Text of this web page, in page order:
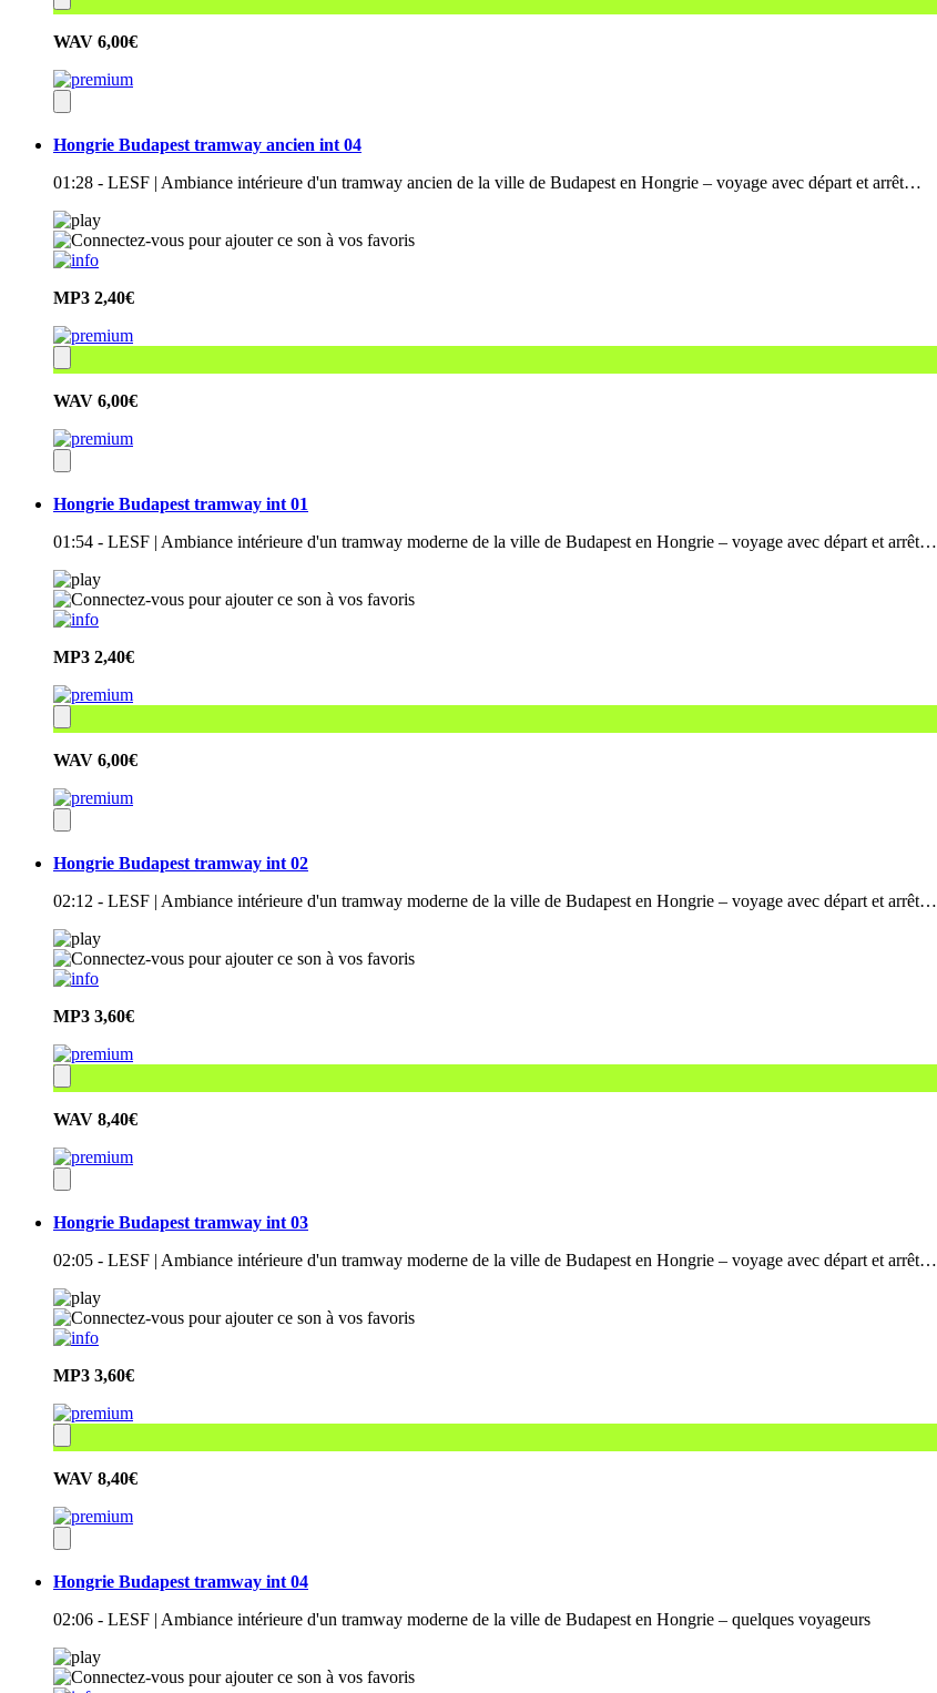
WAV 6,00€
Hongrie Budapest tramway ancien int 04
01:28 - LESF | Ambiance intérieure d'un tramway ancien de la ville de Budapest en Hongrie – voyage avec départ et arrêt…
MP3 2,40€
WAV 6,00€
Hongrie Budapest tramway int 01
01:54 - LESF | Ambiance intérieure d'un tramway moderne de la ville de Budapest en Hongrie – voyage avec départ et arrêt…
MP3 2,40€
WAV 6,00€
Hongrie Budapest tramway int 02
02:12 - LESF | Ambiance intérieure d'un tramway moderne de la ville de Budapest en Hongrie – voyage avec départ et arrêt…
MP3 3,60€
WAV 8,40€
Hongrie Budapest tramway int 03
02:05 - LESF | Ambiance intérieure d'un tramway moderne de la ville de Budapest en Hongrie – voyage avec départ et arrêt…
MP3 3,60€
WAV 8,40€
Hongrie Budapest tramway int 04
02:06 - LESF | Ambiance intérieure d'un tramway moderne de la ville de Budapest en Hongrie – quelques voyageurs